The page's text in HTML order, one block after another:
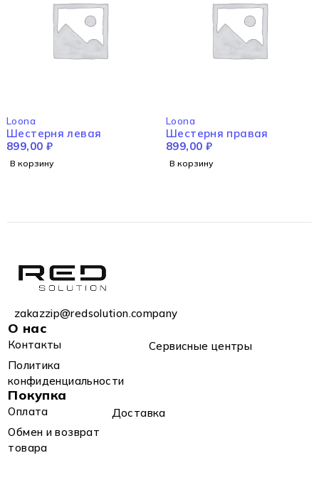
Loona
Шестерня левая
899,00 ₽
В корзину
Loona
Шестерня правая
899,00 ₽
В корзину
zakazzip@redsolution.company
О нас
Контакты
Сервисные центры
Политика
конфиденциальности
Покупка
Оплата
Доставка
Обмен и возврат
товара